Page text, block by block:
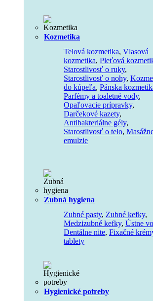
Kozmetika
Telová kozmetika, Vlasová
kozmetika, Pleťová
Starostlivosť o ruky,
Starostlivosť o nohy,
do kúpeľa, Pánska
Parfémy a toaletné vody,
Opaľovacie prípravky,
Darčekové kazety,
Antibakteriálne gély,
Starostlivosť o telo,
emulzie
Zubná hygiena
Zubné pasty, Zubné kefky,
Medzizubné kefky, Ústne
Dentálne nite, Fixačné
tablety
Hygienické potreby